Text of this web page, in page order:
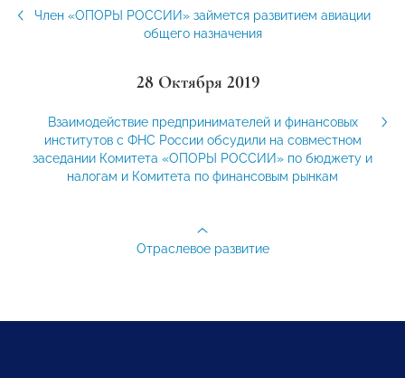
Член «ОПОРЫ РОССИИ» займется развитием авиации
общего назначения
28 Октября 2019
Взаимодействие предпринимателей и финансовых
институтов с ФНС России обсудили на совместном
заседании Комитета «ОПОРЫ РОССИИ» по бюджету и
налогам и Комитета по финансовым рынкам
Отраслевое развитие